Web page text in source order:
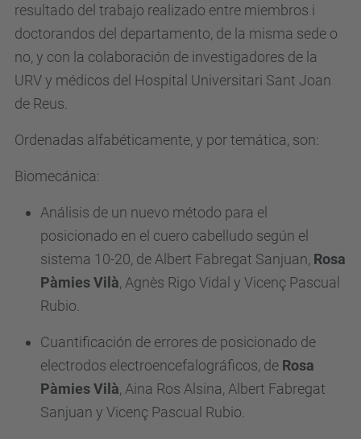
resultado del trabajo realizado entre miembros i
doctorandos del departamento, de la misma sede o
no, y con la colaboración de investigadores de la
URV y médicos del Hospital Universitari Sant Joan
de Reus.
Ordenadas alfabéticamente, y por temática, son:
Biomecánica:
Análisis de un nuevo método para el
posicionado en el cuero cabelludo según el
sistema 10-20, de Albert Fabregat Sanjuan, Rosa
Pàmies Vilà, Agnès Rigo Vidal y Vicenç Pascual
Rubio.
Cuantificación de errores de posicionado de
electrodos electroencefalográficos, de Rosa
Pàmies Vilà, Aina Ros Alsina, Albert Fabregat
Sanjuan y Vicenç Pascual Rubio.